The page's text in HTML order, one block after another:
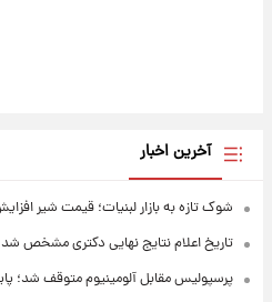
آخرین اخبار
شوک تازه به بازار لبنیات؛ قیمت شیر
تاریخ اعلام نتایج نهایی دکتری مشخص شد
پرسپولیس مقابل آلومینیوم متوقف شد؛